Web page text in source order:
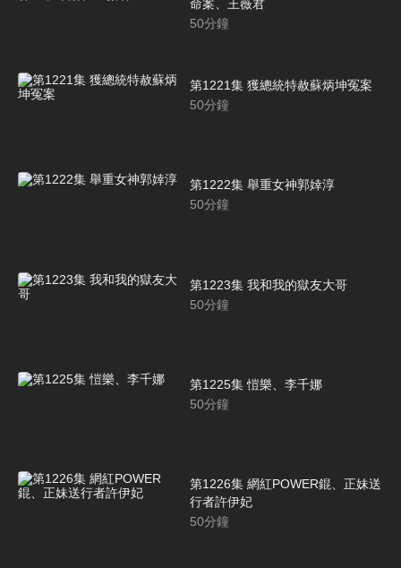
命案、王薇君
50分鐘
第1221集 獲總統特赦蘇炳坤冤案
50分鐘
第1222集 舉重女神郭婞淳
50分鐘
第1223集 我和我的獄友大哥
50分鐘
第1225集 愷樂、李千娜
50分鐘
第1226集 網紅POWER錕、正妹送
行者許伊妃
50分鐘